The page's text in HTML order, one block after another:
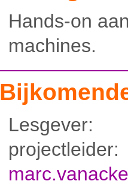
Hands-on
machines.
projectleider: